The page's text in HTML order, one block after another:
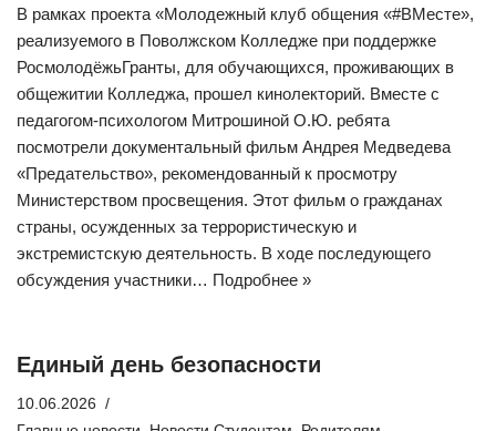
В рамках проекта «Молодежный клуб общения «#ВМесте»,
реализуемого в Поволжском Колледже при поддержке
РосмолодёжьГранты, для обучающихся, проживающих в
общежитии Колледжа, прошел кинолекторий. Вместе с
педагогом-психологом Митрошиной О.Ю. ребята
посмотрели документальный фильм Андрея Медведева
«Предательство», рекомендованный к просмотру
Министерством просвещения. Этот фильм о гражданах
страны, осужденных за террористическую и
экстремистскую деятельность. В ходе последующего
обсуждения участники… Подробнее »
Единый день безопасности
10.06.2026